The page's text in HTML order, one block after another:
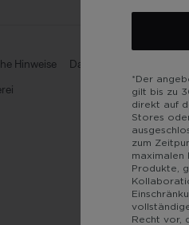
Hinweise Datenschutzrichtlinie
*Der
gilt bis zu
direkt auf
Stores
zum
maximalen
Produkte,
Recht vor,